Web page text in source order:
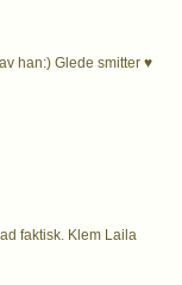
han:) Glede smitter ♥
faktisk. Klem Laila